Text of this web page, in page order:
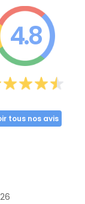
4.8
tous nos avis